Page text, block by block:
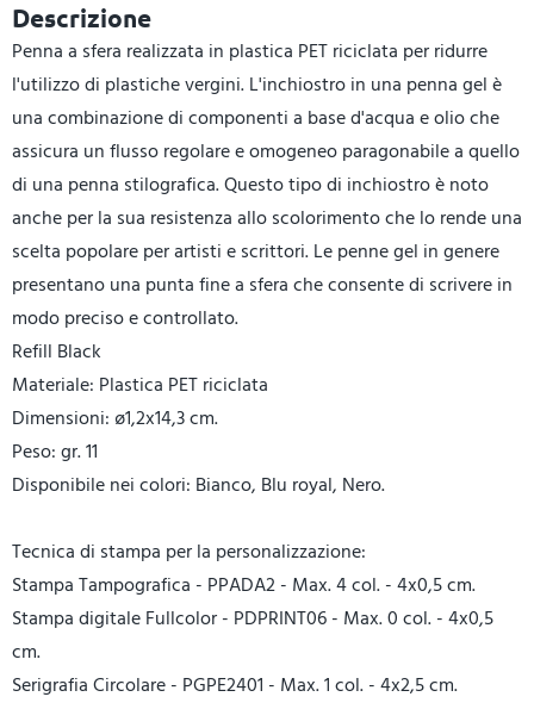
Descrizione
Penna a sfera realizzata in plastica PET riciclata per ridurre
l'utilizzo di plastiche vergini. L'inchiostro in una penna gel è
una combinazione di componenti a base d'acqua e olio che
assicura un flusso regolare e omogeneo paragonabile a quello
di una penna stilografica. Questo tipo di inchiostro è noto
anche per la sua resistenza allo scolorimento che lo rende una
scelta popolare per artisti e scrittori. Le penne gel in genere
presentano una punta fine a sfera che consente di scrivere in
modo preciso e controllato.
Refill Black
Materiale: Plastica PET riciclata
Dimensioni: ø1,2x14,3 cm.
Peso: gr. 11
Disponibile nei colori: Bianco, Blu royal, Nero.
Tecnica di stampa per la personalizzazione:
Stampa Tampografica - PPADA2 - Max. 4 col. - 4x0,5 cm.
Stampa digitale Fullcolor - PDPRINT06 - Max. 0 col. - 4x0,5
cm.
Serigrafia Circolare - PGPE2401 - Max. 1 col. - 4x2,5 cm.